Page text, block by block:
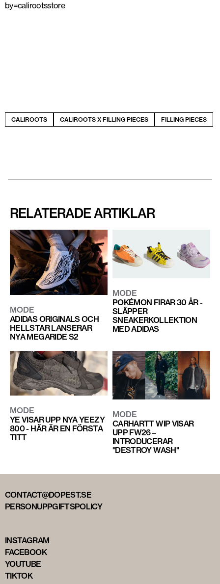
by=calirootsstore
CALIROOTS CALIROOTS X FILLING PIECES FILLING PIECES
RELATERADE ARTIKLAR
MODE
ADIDAS ORIGINALS OCH
HELLSTAR LANSERAR
NYA MEGARIDE S2
MODE
POKÉMON FIRAR 30 ÅR -
SLÄPPER
SNEAKERKOLLEKTION
MED ADIDAS
MODE
YE VISAR UPP NYA YEEZY
800 - HÄR ÄR EN FÖRSTA
TITT
MODE
CARHARTT WIP VISAR
UPP FW26 –
INTRODUCERAR
"DESTROY WASH"
CONTACT@DOPEST.SE
PERSONUPPGIFTSPOLICY
INSTAGRAM
FACEBOOK
YOUTUBE
TIKTOK